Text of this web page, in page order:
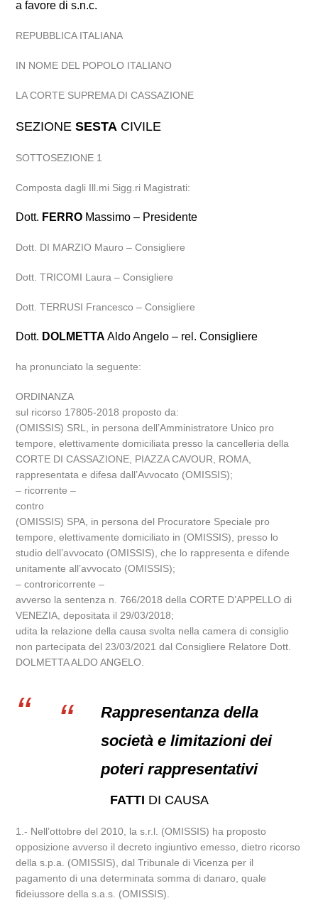
a favore di s.n.c.
REPUBBLICA ITALIANA
IN NOME DEL POPOLO ITALIANO
LA CORTE SUPREMA DI CASSAZIONE
SEZIONESESTA CIVILE
SOTTOSEZIONE 1
Composta dagli Ill.mi Sigg.ri Magistrati:
Dott. FERRO Massimo – Presidente
Dott. DI MARZIO Mauro – Consigliere
Dott. TRICOMI Laura – Consigliere
Dott. TERRUSI Francesco – Consigliere
Dott. DOLMETTA Aldo Angelo – rel. Consigliere
ha pronunciato la seguente:
ORDINANZA
sul ricorso 17805-2018 proposto da:
(OMISSIS) SRL, in persona dell’Amministratore Unico pro
tempore, elettivamente domiciliata presso la cancelleria della
CORTE DI CASSAZIONE, PIAZZA CAVOUR, ROMA,
rappresentata e difesa dall’Avvocato (OMISSIS);
– ricorrente –
contro
(OMISSIS) SPA, in persona del Procuratore Speciale pro
tempore, elettivamente domiciliato in (OMISSIS), presso lo
studio dell’avvocato (OMISSIS), che lo rappresenta e difende
unitamente all’avvocato (OMISSIS);
– controricorrente –
avverso la sentenza n. 766/2018 della CORTE D’APPELLO di
VENEZIA, depositata il 29/03/2018;
udita la relazione della causa svolta nella camera di consiglio
non partecipata del 23/03/2021 dal Consigliere Relatore Dott.
DOLMETTA ALDO ANGELO.
Rappresentanza della
società e limitazioni dei
poteri rappresentativi
FATTI DI CAUSA
1.- Nell’ottobre del 2010, la s.r.l. (OMISSIS) ha proposto
opposizione avverso il decreto ingiuntivo emesso, dietro ricorso
della s.p.a. (OMISSIS), dal Tribunale di Vicenza per il
pagamento di una determinata somma di danaro, quale
fideiussore della s.a.s. (OMISSIS).